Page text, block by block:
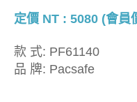
定價 NT : 5080 (會員
款 式: PF61140
品 牌: Pacsafe